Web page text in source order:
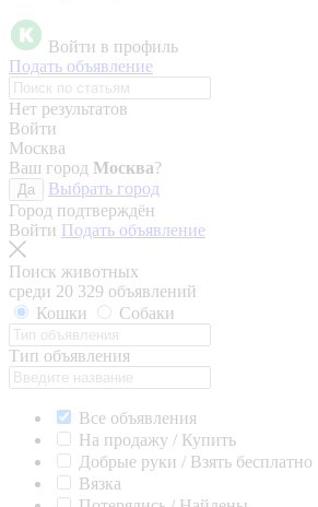
Войти в профиль
Подать объявление
Нет результатов
Войти
Москва
Ваш город Москва?
Да
Выбрать город
Город подтверждён
Войти Подать объявление
Поиск животных
среди 20 329 объявлений
Кошки
Собаки
Тип объявления
Все объявления
На продажу / Купить
Добрые руки / Взять бесплатно
Вязка